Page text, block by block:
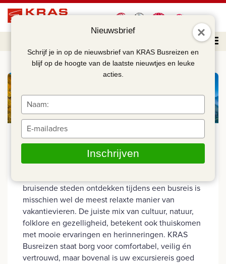
Nieuwsbrief
Schrijf je in op de nieuwsbrief van KRAS Busreizen en
blijf op de hoogte van de laatste nieuwtjes en leuke
acties.
Typ
je
naam
Typ
je
e-
Inschrijven
Home Excursiereizen
KRAS Excursiereizen
KRAS Busreizen heeft tal van aantrekkelijke
bruisende steden ontdekken tijdens een busreis is
misschien wel de meest relaxte manier van
vakantievieren. De juiste mix van cultuur, natuur,
folklore en gezelligheid, betekent ook thuiskomen
met mooie ervaringen en herinneringen. KRAS
Busreizen staat borg voor comfortabel, veilig én
vertrouwd, maar bovenal is uw excursiereis goed